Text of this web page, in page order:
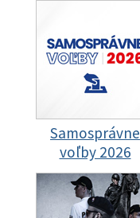
Samosprávne
voľby 2026